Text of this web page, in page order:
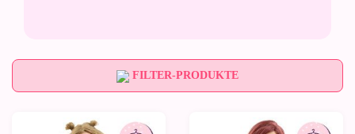
FILTER-PRODUKTE